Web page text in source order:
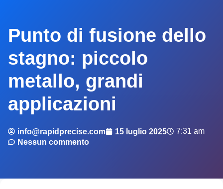
Punto di fusione dello
stagno: piccolo
metallo, grandi
applicazioni
info@rapidprecise.com 15 luglio 2025
7:31 am
Nessun commento